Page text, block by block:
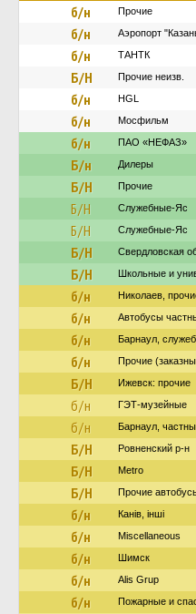
б/н Прочие
б/н Аэропорт
б/н ТАНТК
Б/Н Прочие неизв.
б/н HGL
б/н Мосфильм
б/н ПАО «НЕФАЗ»
Б/н Дилеры
Б/Н Прочие
Б/Н Служебные-Яс
Б/Н Служебные-Яс
Б/Н Свердловская
Б/Н Школьные и
б/н Николаев,
б/н Автобусы
б/н Барнаул,
б/н Прочие
Б/Н Ижевск: прочие
б/н ГЭТ-музейные
б/н Барнаул,
Б/Н Ровненский р-н
Б/Н Metro
Б/Н Прочие
б/н Канів, інші
б/н Miscellaneous
б/н Шимск
б/н Alis Grup
б/н Пожарные и